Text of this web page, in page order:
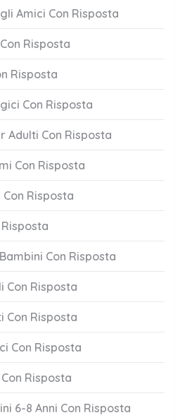
Amici Con Risposta
Risposta
Risposta
Con Risposta
Adulti Con Risposta
Con Risposta
Risposta
Con Risposta
Con Risposta
Con Risposta
Con Risposta
Risposta
6-8 Anni Con Risposta